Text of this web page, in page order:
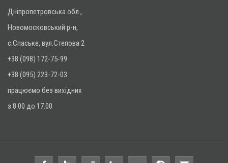
Дніпропетровська обл.,
Новомосковський р-н,
с.Спаське, вул.Степова 2
+38 (098) 172-75-99
+38 (095) 223-72-03
працюємо без вихідних
з 8.00 до 17.00